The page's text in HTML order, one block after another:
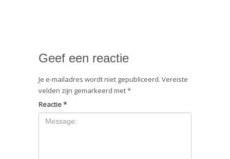
Geef een reactie
Je e-mailadres wordt niet gepubliceerd. Vereiste
velden zijn gemarkeerd met*
Reactie*